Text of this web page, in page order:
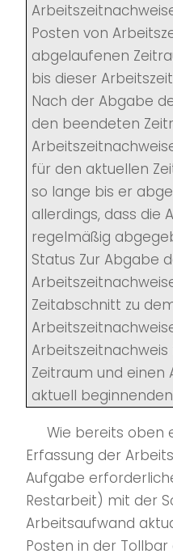
Posten von
abgelaufenen
bis dieser
Nach der Abgabe
den beendeten
für den aktuellen
so lange bis er
allerdings, dass die
regelmäßig
Status Zur Abgabe
Zeitabschnitt zu
Zeitraum und einen
aktuell
Wie bereits oben
Erfassung der
Aufgabe
Restarbeit) mit der
Arbeitsaufwand
Posten in der